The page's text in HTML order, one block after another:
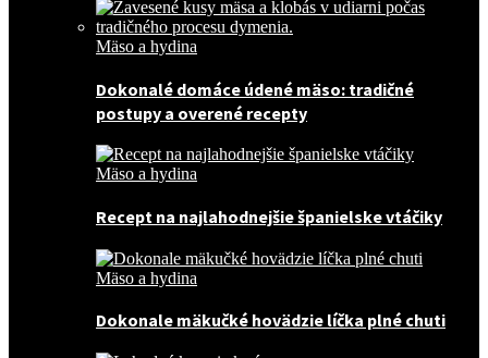
Mäso a hydina
Dokonalé domáce údené mäso: tradičné
postupy a overené recepty
Mäso a hydina
Recept na najlahodnejšie španielske vtáčiky
Mäso a hydina
Dokonale mäkučké hovädzie líčka plné chuti